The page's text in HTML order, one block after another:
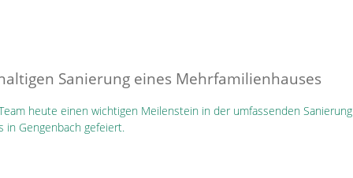
Sanierung eines Mehrfamilienhauses
heute einen wichtigen Meilenstein in der umfassenden Sanierung
Gengenbach gefeiert.